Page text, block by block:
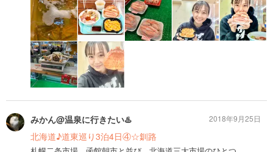
みかん@温泉に行きたい♨️
北海道♪道東巡り3泊4日④☆釧路
2018年9月25日